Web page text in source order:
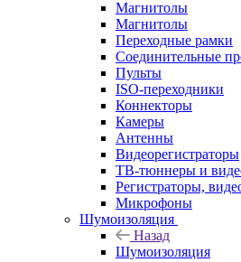
Магнитолы
Магнитолы
Переходные рамки
Соединительные
Пульты
ISO-переходники
Коннекторы
Камеры
Антенны
Видеорегистраторы
ТВ-тюннеры и
Регистраторы,
Микрофоны
Шумоизоляция
Назад
Шумоизоляция